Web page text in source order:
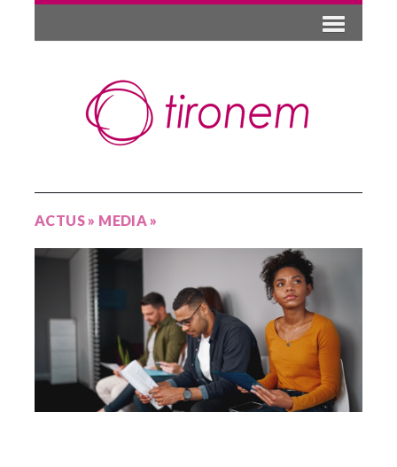
ACTUS» MEDIA»